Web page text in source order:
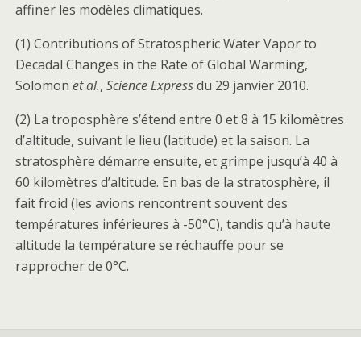
affiner les modèles climatiques.
(1) Contributions of Stratospheric Water Vapor to
Decadal Changes in the Rate of Global Warming,
Solomon et al., Science Expressdu 29 janvier 2010.
(2) La troposphère s’étend entre 0 et 8 à 15 kilomètres
d’altitude, suivant le lieu (latitude) et la saison. La
stratosphère démarre ensuite, et grimpe jusqu’à 40 à
60 kilomètres d’altitude. En bas de la stratosphère, il
fait froid (les avions rencontrent souvent des
températures inférieures à -50°C), tandis qu’à haute
altitude la température se réchauffe pour se
rapprocher de 0°C.